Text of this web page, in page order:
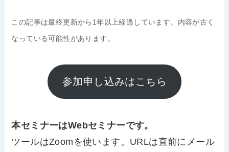
この記事は最終更新から1年以上経過しています。内容が古く
なっている可能性があります。
参加申し込みはこちら
本セミナーはWebセミナーです。
ツールはZoomを使います。URLは直前にメール